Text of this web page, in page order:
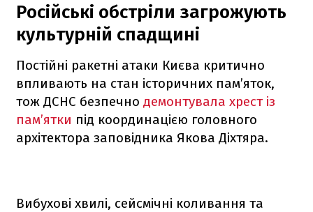
Російські обстріли загрожують
культурній спадщині
Постійні ракетні атаки Києва критично
впливають на стан історичних пам’яток,
тож ДСНС безпечно демонтувала хрест із
пам’ятки під координацією головного
архітектора заповідника Якова Діхтяра.
Вибухові хвилі, сейсмічні коливання та